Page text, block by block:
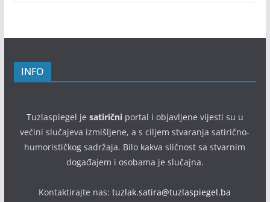
INFO
Tuzlaspiegel je satiričniportal i objavljene vijesti su u
većini slučajeva izmišljene, a s ciljem stvaranja satirično-
humorističkog sadržaja. Bilo kakva sličnost sa stvarnim
događajem i osobama je slučajna.
Kontaktirajte nas:tuzlak.satira@tuzlaspiegel.ba